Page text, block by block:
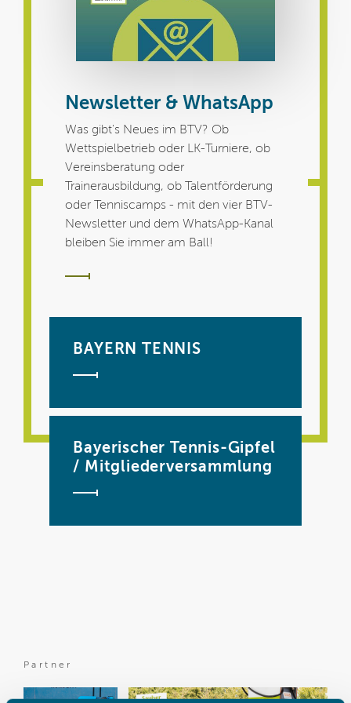
Newsletter & WhatsApp
Was gibt's Neues im BTV? Ob
Wettspielbetrieb oder LK-Turniere, ob
Vereinsberatung oder
Trainerausbildung, ob Talentförderung
oder Tenniscamps - mit den vier BTV-
Newsletter und dem WhatsApp-Kanal
bleiben Sie immer am Ball!
BAYERN TENNIS
Bayerischer Tennis-Gipfel
/ Mitgliederversammlung
Partner